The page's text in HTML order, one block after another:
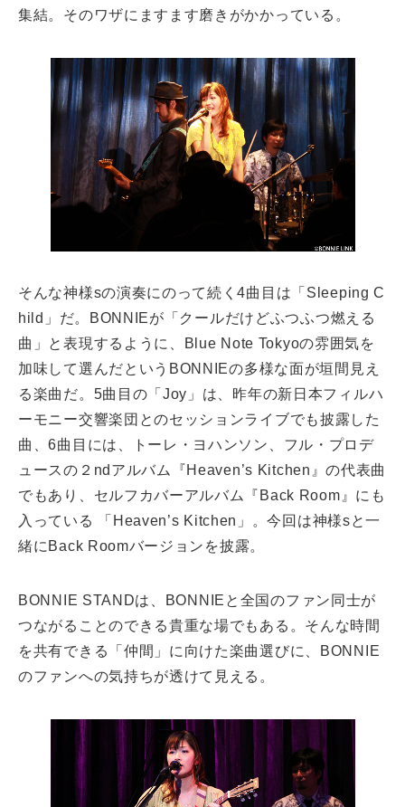
集結。そのワザにますます磨きがかかっている。
そんな神様sの演奏にのって続く4曲目は「Sleeping C
hild」だ。BONNIEが「クールだけどふつふつ燃える
曲」と表現するように、Blue Note Tokyoの雰囲気を
加味して選んだというBONNIEの多様な面が垣間見え
る楽曲だ。5曲目の「Joy」は、昨年の新日本フィルハ
ーモニー交響楽団とのセッションライブでも披露した
曲、6曲目には、トーレ・ヨハンソン、フル・プロデ
ュースの２ndアルバム『Heaven’s Kitchen』の代表曲
でもあり、セルフカバーアルバム『Back Room』にも
入っている 「Heaven’s Kitchen」。今回は神様sと一
緒にBack Roomバージョンを披露。
BONNIE STANDは、BONNIEと全国のファン同士が
つながることのできる貴重な場でもある。そんな時間
を共有できる「仲間」に向けた楽曲選びに、BONNIE
のファンへの気持ちが透けて見える。